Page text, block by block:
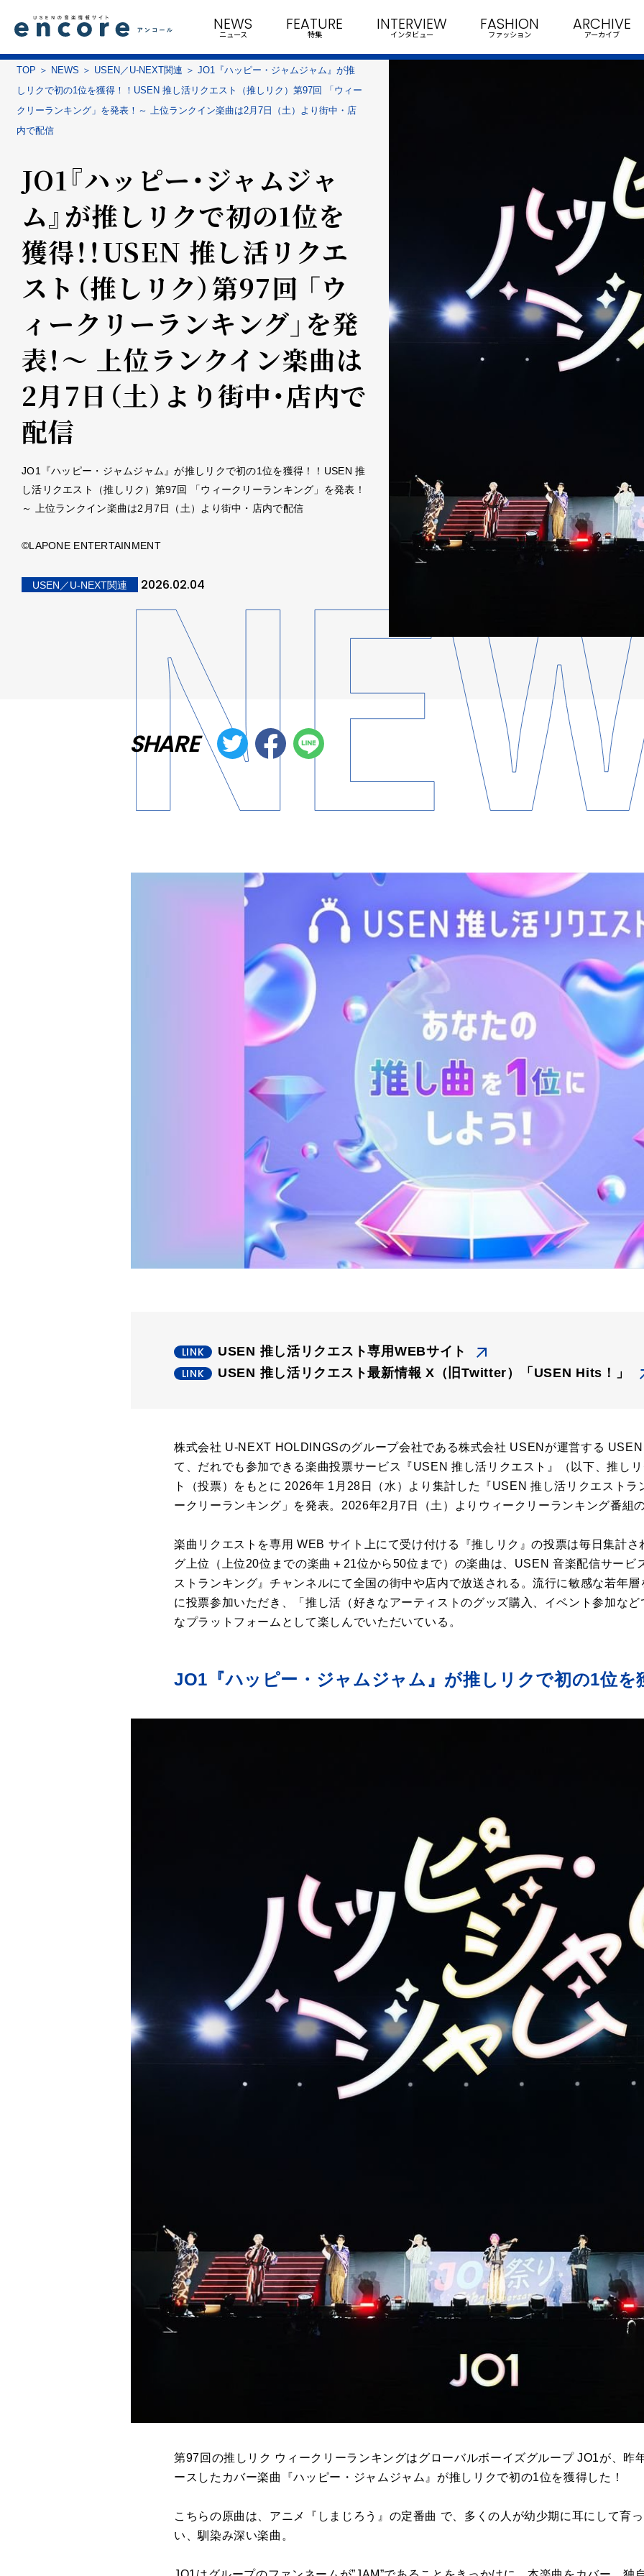
NEWS
ニュース
FEATURE
特集
INTERVIEW
インタビュー
FASHION
ファッション
ARCHIVE
アーカイブ
TOP NEWS USEN／U-NEXT関連
JO1『ハッピー・ジャムジャム』が推
しリクで初の1位を獲得！！USEN 推し活リクエスト（推しリク）第97回 「ウィー
クリーランキング」を発表！～ 上位ランクイン楽曲は2月7日（土）より街中・店
内で配信
JO1『ハッピー・ジャムジャ
ム』が推しリクで初の1位を
獲得！！USEN 推し活リクエ
スト（推しリク）第97回 「ウ
ィークリーランキング」を発
表！～ 上位ランクイン楽曲は
2月7日（土）より街中・店内で
配信
JO1『ハッピー・ジャムジャム』が推しリクで初の1位を獲得！！USEN 推
し活リクエスト（推しリク）第97回 「ウィークリーランキング」を発表！
～ 上位ランクイン楽曲は2月7日（土）より街中・店内で配信
©LAPONE ENTERTAINMENT
USEN／U-NEXT関連 2026.02.04
SHARE
USEN 推し活リクエスト専用WEBサイト
USEN 推し活リクエスト最新情報 X（旧Twitter）「USEN Hits！」
株式会社 U-NEXT HOLDINGSのグループ会社である株式会社 USENが運営する
て、だれでも参加できる楽曲投票サービス『USEN 推し活リクエスト』（以下、推し
ト（投票）をもとに 2026年 1月28日（水）より集計した『USEN 推し活リクエスト
ークリーランキング」を発表。2026年2月7日（土）よりウィークリーランキング番組
楽曲リクエストを専用 WEB サイト上にて受け付ける『推しリク』の投票は毎日集計
グ上位（上位20位までの楽曲＋21位から50位まで）の楽曲は、USEN 音楽配信サービ
ストランキング』チャンネルにて全国の街中や店内で放送される。流行に敏感な若年
に投票参加いただき、「推し活（好きなアーティストのグッズ購入、イベント参加な
なプラットフォームとして楽しんでいただいている。
JO1『ハッピー・ジャムジャム』が推しリクで初の1位を
第97回の推しリク ウィークリーランキングはグローバルボーイズグループ JO1が、昨
ースしたカバー楽曲『ハッピー・ジャムジャム』が推しリクで初の1位を獲得した！
こちらの原曲は、アニメ『しまじろう』の定番曲 で、多くの人が幼少期に耳にして育
い、馴染み深い楽曲。